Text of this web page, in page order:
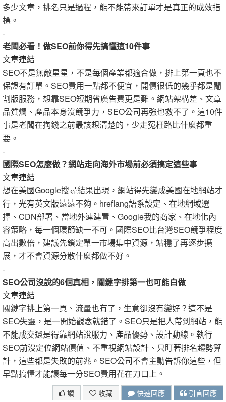
多少文章，排名只是過程，能不能帶來訂單才是真正的成效指
標。
-
老闆必看！做SEO前你得先搞懂這10件事
文章連結
SEO不是無敵星星，不是每個產業都適合做，排上第一頁也不
保證有訂單。SEO費用一點都不便宜，開價很低的幾乎都是閹
割版服務，想靠SEO短期省廣告費更是難。網站架構差、文章
品質爛、產品本身沒競爭力，SEO公司再強也救不了。這10件
事是老闆在掏錢之前最該想清楚的，少走冤枉路比什麼都重
要。
-
國際SEO怎麼做？網站走向海外市場前必須搞定這些事
文章連結
想在美國Google搜尋結果出現，網站得先變成美國在地網站才
行，光有英文版遠遠不夠。hreflang語系設定、在地網域選
擇、CDN部署、當地外連建置、Google我的商家、在地化內
容策略，每一個環節缺一不可。國際SEO比台灣SEO競爭程度
高出數倍，建議先鎖定單一市場集中資源，站穩了再逐步擴
展，才不會資源分散什麼都做不好。
-
SEO公司沒說的6個真相，關鍵字排第一也可能白做
文章連結
關鍵字排上第一頁、流量也有了，生意卻沒有變好？這不是
SEO失靈，是一開始觀念就錯了。SEO只是把人帶到網站，能
不能成交還是得靠網站說服力、產品優勢、設計動線。執行
SEO前沒定位網站價值、不重視網站設計、只盯著排名趨勢算
計，這些都是失敗的前兆。SEO公司不會主動告訴你這些，但
早點搞懂才能讓每一分SEO費用花在刀口上。
讚 收藏 快速回應 引言回應